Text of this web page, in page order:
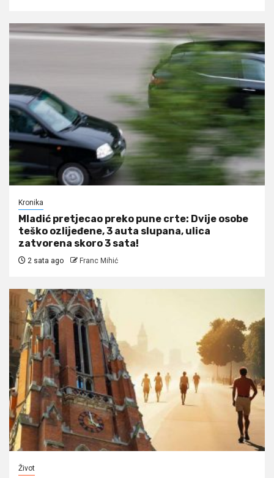
Kronika
Mladić pretjecao preko pune crte: Dvije osobe
teško ozlijeđene, 3 auta slupana, ulica
zatvorena skoro 3 sata!
2 sata ago Franc Mihić
Život